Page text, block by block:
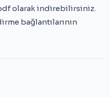
olarak indirebilirsiniz.
bağlantılarının